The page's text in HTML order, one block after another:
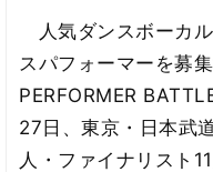
人気ダンスボーカ
スパフォーマーを募
PERFORMER
27日、東京・日本武
人・ファイナリスト